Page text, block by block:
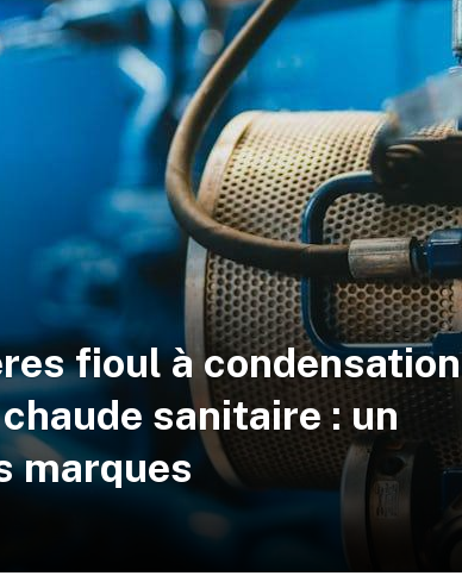
fioul à condensation
sanitaire : un
marques